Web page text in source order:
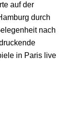
auf der
durch
nach
in Paris live